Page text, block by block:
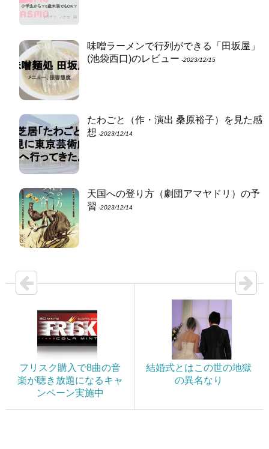
味噌ラーメンで行列ができる「田坂屋」
(池袋西口)のレビュー ‐2023/12/15
たわごと（作・演出 桑原裕子）を見た感
想 ‐2023/12/14
天国への登り方（劇団アマヤドリ）の予
習 ‐2023/12/14
フリスク購入で8曲の音
楽が聴き放題になるキャ
ンペーン実施中
結婚式とはこの世の地獄
の異名なり